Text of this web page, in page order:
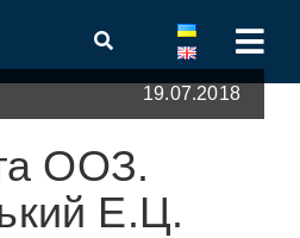
19.07.2018
ООЗ.
Е.Ц.